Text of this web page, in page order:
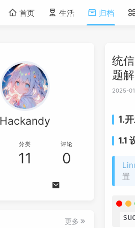
首页 生活 归档
统
题
2025-
1.
1.1
置
Hackandy
分类
11
评论
0
更多